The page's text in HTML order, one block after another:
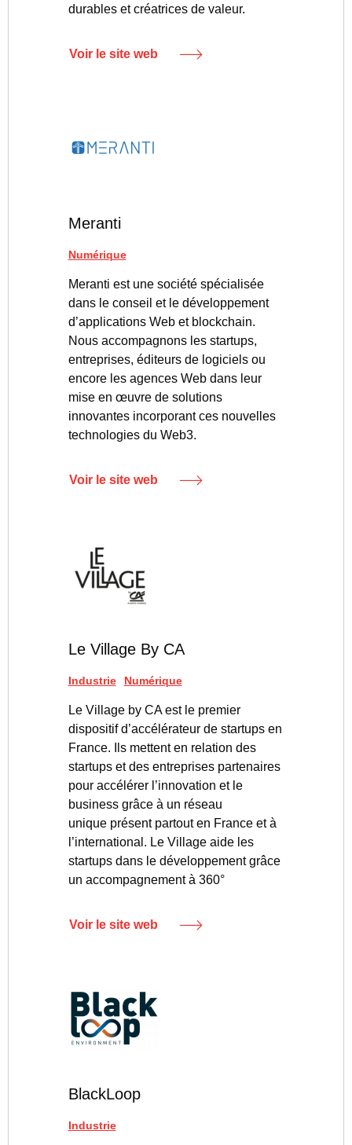
durables et créatrices de valeur.
Voir le site web
Meranti
Numérique
Meranti est une société spécialisée
dans le conseil et le développement
d’applications Web et blockchain.
Nous accompagnons les startups,
entreprises, éditeurs de logiciels ou
encore les agences Web dans leur
mise en œuvre de solutions
innovantes incorporant ces nouvelles
technologies du Web3.
Voir le site web
Le Village By CA
Industrie Numérique
Le Village by CA est le premier
dispositif d’accélérateur de startups en
France. Ils mettent en relation des
startups et des entreprises partenaires
pour accélérer l’innovation et le
business grâce à un réseau
unique présent partout en France et à
l’international. Le Village aide les
startups dans le développement grâce
un accompagnement à 360°
Voir le site web
BlackLoop
Industrie